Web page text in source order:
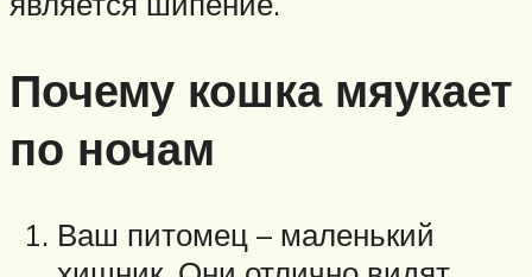
Почему кошка мяукает
по ночам
Ваш питомец – маленький